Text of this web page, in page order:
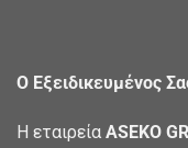
Ο Εξειδικευμένος
Η εταιρεία ASEKO